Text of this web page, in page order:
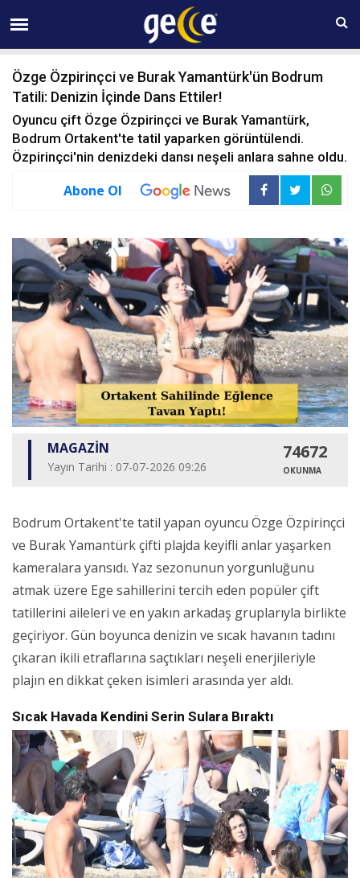
06 AĞUSTOS Perşembe 08:04
Özge Özpirinçci ve Burak Yamantürk'ün Bodrum
Tatili: Denizin İçinde Dans Ettiler!
Oyuncu çift Özge Özpirinçci ve Burak Yamantürk,
Bodrum Ortakent'te tatil yaparken görüntülendi.
Özpirinçci'nin denizdeki dansı neşeli anlara sahne oldu.
Abone Ol
MAGAZİN
Yayın Tarihi : 07-07-2026 09:26
74672
OKUNMA
Bodrum Ortakent'te tatil yapan oyuncu Özge Özpirinçci
ve Burak Yamantürk çifti plajda keyifli anlar yaşarken
kameralara yansıdı. Yaz sezonunun yorgunluğunu
atmak üzere Ege sahillerini tercih eden popüler çift
tatillerini aileleri ve en yakın arkadaş gruplarıyla birlikte
geçiriyor. Gün boyunca denizin ve sıcak havanın tadını
çıkaran ikili etraflarına saçtıkları neşeli enerjileriyle
plajın en dikkat çeken isimleri arasında yer aldı.
Sıcak Havada Kendini Serin Sulara Bıraktı